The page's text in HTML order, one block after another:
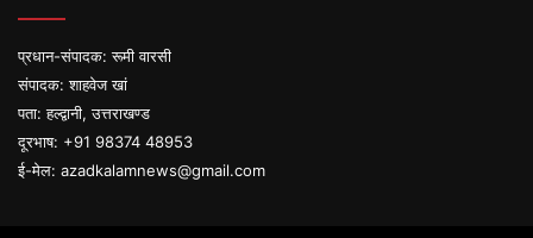
प्रधान-संपादक: रूमी वारसी
संपादक: शाहवेज खां
पता: हल्द्वानी, उत्तराखण्ड
दूरभाष: +91 98374 48953
ई-मेल: azadkalamnews@gmail.com